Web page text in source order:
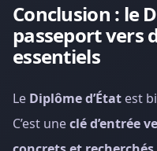
Conclusion : le
passeport vers
essentiels
Le Diplôme d’État est
C’est uneclé d’entrée